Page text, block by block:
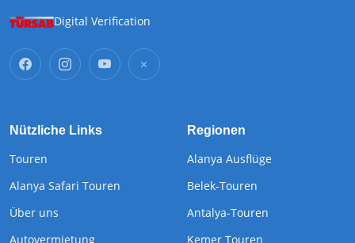
Digital Verification
Nützliche Links
Touren
Alanya Safari Touren
Über uns
Autovermietung
Regionen
Alanya Ausflüge
Belek-Touren
Antalya-Touren
Kemer Touren